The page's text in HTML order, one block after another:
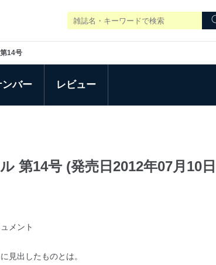
第14号
バー レビュー
第14号 (発売日2012年07月10
メント
見出したものとは。